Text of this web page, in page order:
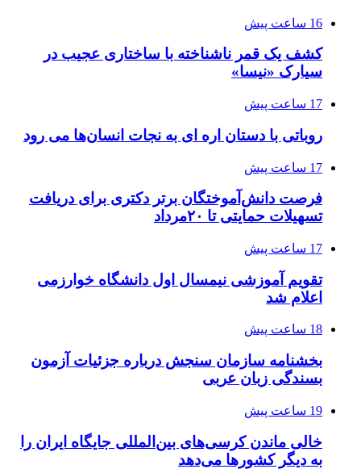
16 ساعت پیش
کشف یک قمر ناشناخته با ساختاری عجیب در
سیارک «نیسا»
17 ساعت پیش
روباتی با دستان اره ای به نجات انسان‌ها می رود
17 ساعت پیش
فرصت دانش‌آموختگان برتر دکتری‌ برای دریافت
تسهیلات حمایتی تا ۲۰مرداد
17 ساعت پیش
تقویم آموزشی نیمسال اول دانشگاه خوارزمی
اعلام شد
18 ساعت پیش
بخشنامه سازمان سنجش درباره جزئیات آزمون
بسندگی زبان عربی
19 ساعت پیش
خالی ماندن کرسی‌های بین‌المللی جایگاه ایران را
به دیگر کشورها می‌دهد